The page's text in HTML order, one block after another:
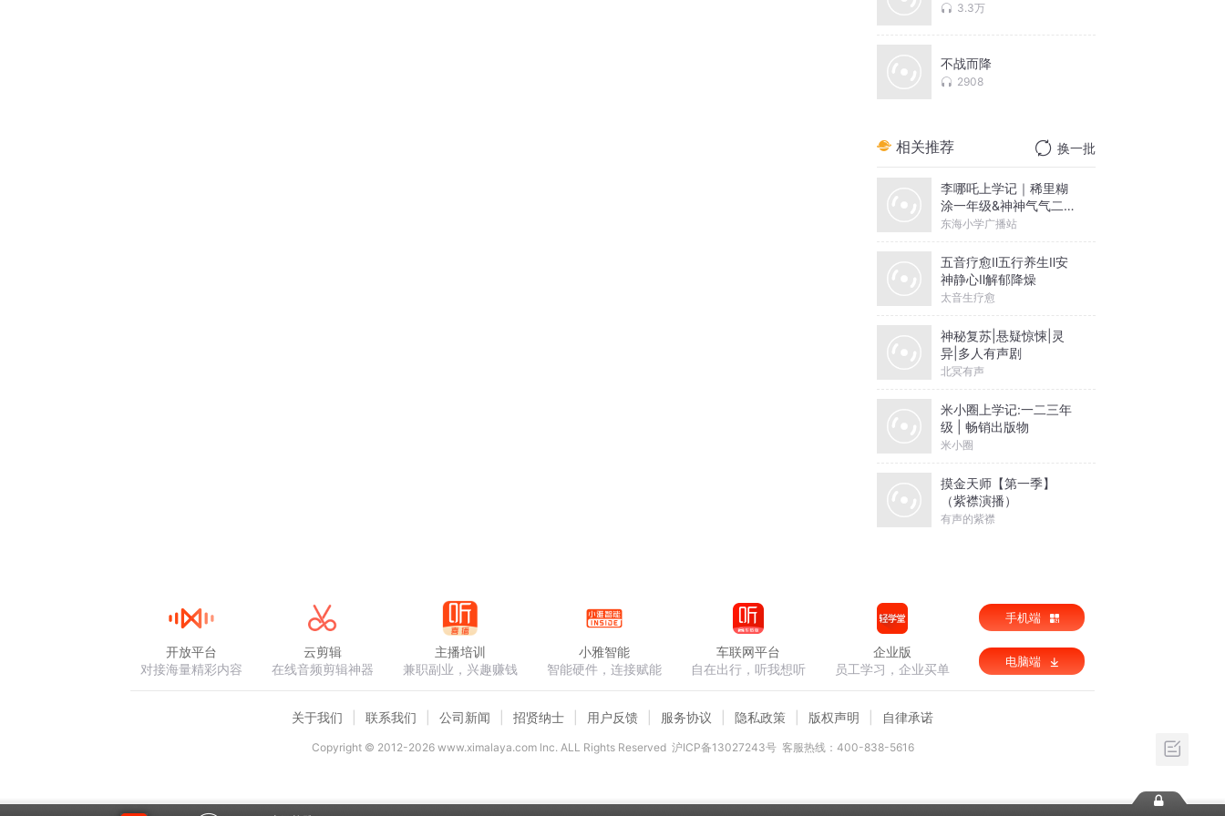
3.3万
不战而降
2908
相关推荐 换一批
李哪吒上学记｜稀里糊
涂一年级&神神气气二年
级
东海小学广播站
五音疗愈Ⅱ五行养生Ⅱ安
神静心Ⅱ解郁降燥
太音生疗愈
神秘复苏|悬疑惊悚|灵
异|多人有声剧
北冥有声
米小圈上学记:一二三年
级 | 畅销出版物
米小圈
摸金天师【第一季】
（紫襟演播）
有声的紫襟
开放平台
对接海量精彩内容
云剪辑
在线音频剪辑神器
主播培训
兼职副业，兴趣赚钱
小雅智能
智能硬件，连接赋能
车联网平台
自在出行，听我想听
企业版
员工学习，企业买单
手机端
电脑端
关于我们 联系我们 公司新闻 招贤纳士 用户反馈 服务协议 隐私政策 版权声明 自律承诺
Copyright © 2012-2026www.ximalaya.com lnc. ALL Rights Reserved 沪ICP备13027243号 客服热线：400-838-5616